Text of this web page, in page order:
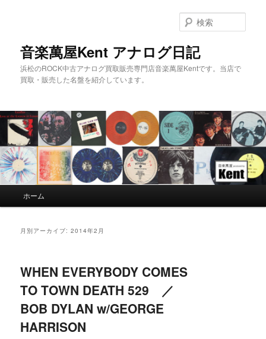
音楽萬屋Kent アナログ日記
浜松のROCK中古アナログ買取販売専門店音楽萬屋Kentです。当店で
買取・販売した名盤を紹介しています。
索
メインコンテンツへ移動
サブコンテンツへ移動
ホーム
月別アーカイブ:2014年2月
WHEN EVERYBODY COMES
TO TOWN DEATH 529 ／
BOB DYLAN w/GEORGE
HARRISON